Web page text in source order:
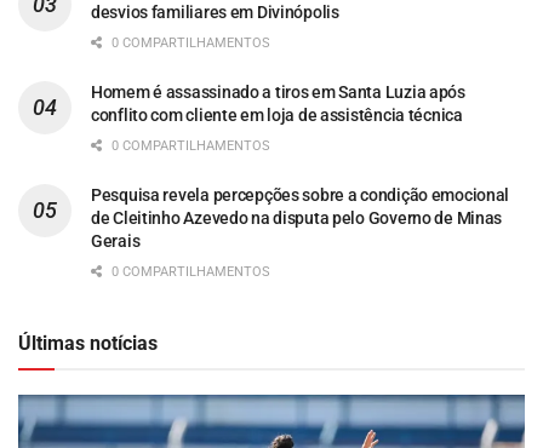
desvios familiares em Divinópolis
0 COMPARTILHAMENTOS
Homem é assassinado a tiros em Santa Luzia após
conflito com cliente em loja de assistência técnica
0 COMPARTILHAMENTOS
Pesquisa revela percepções sobre a condição emocional
de Cleitinho Azevedo na disputa pelo Governo de Minas
Gerais
0 COMPARTILHAMENTOS
Últimas notícias